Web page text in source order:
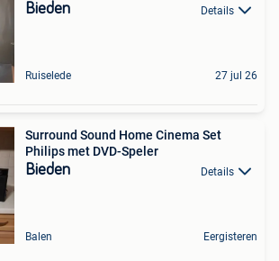
Bieden Details
Ruiselede 27 jul 26
Surround Sound Home Cinema Set
Philips met DVD-Speler
Bieden Details
Balen Eergisteren